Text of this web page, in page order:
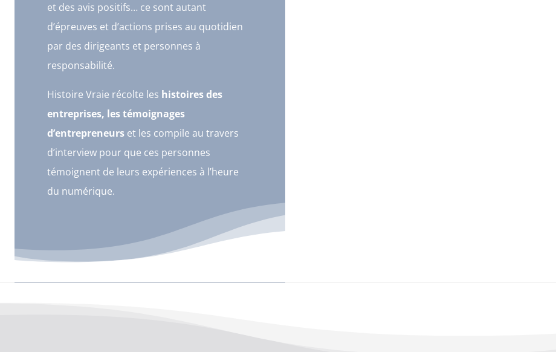
et des avis positifs… ce sont autant
d’épreuves et d’actions prises au quotidien
par des dirigeants et personnes à
responsabilité.
Histoire Vraie récolte les histoires des
entreprises, les témoignages
d’entrepreneurset les compile au travers
d’interview pour que ces personnes
témoignent de leurs expériences à l’heure
du numérique.